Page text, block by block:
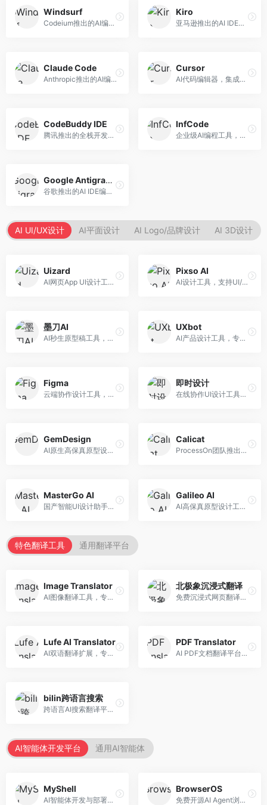
Windsurf
Codeium推出的AI编程工具，专注于代码智能辅助。面向开发者，提供代码补全、代码生成、代码解释等服务，多语言支持完善。
Kiro
亚马逊推出的AI IDE，深度整合AWS云服务。面向AWS开发者，提供代码生成、云服务集成、部署自动化等服务，与AWS生态无缝衔接。
Claude Code
Anthropic推出的AI编程工具，基于Claude模型。面向开发者，提供代码生成、代码审查、调试辅助等服务，代码质量高，推理能力强。
Cursor
AI代码编辑器，集成GPT-4模型，专注于智能编程辅助。面向开发者，提供代码生成、代码解释、错误修复等服务，编程体验流畅，开发效率高。
CodeBuddy IDE
腾讯推出的全栈开发AI IDE，整合腾讯云服务。面向开发者，提供代码生成、调试辅助、部署服务等功能，与腾讯云生态深度整合。
InfCode
企业级AI编程工具，专注于团队协作开发。面向企业开发团队，提供代码生成、代码审查、团队协作等服务，企业级功能完善。
Google Antigravity
谷歌推出的AI IDE编程智能体，整合Google Cloud服务。面向谷歌生态开发者，提供智能编程辅助、云服务集成等功能。
AI UI/UX设计 AI平面设计 AI Logo/品牌设计 AI 3D设计
Uizard
AI网页App UI设计工具，专注于快速界面生成。面向产品经理和设计师，提供线框图转UI、界面生成、设计优化等服务，设计速度快。
Pixso AI
AI设计工具，支持UI/UX设计全流程。面向设计师和产品团队，提供界面生成、设计优化、协作评审等服务，国产替代方案，团队协作便捷。
墨刀AI
AI秒生原型稿工具，专注于快速原型设计。面向产品经理和设计师，提供原型生成、交互设计、团队协作等服务，原型制作效率高。
UXbot
AI产品设计工具，专注于用户体验优化。面向UX设计师，提供用户研究、设计建议、可用性测试等服务，UX设计支持完善。
Figma
云端协作设计工具，整合AI设计辅助功能。面向UI/UX设计师和产品团队，提供界面设计、原型制作、团队协作等服务，协作功能强大，是UI设计领域的标杆产品。
即时设计
在线协作UI设计工具，整合AI设计功能。面向设计师和产品团队，提供界面设计、原型制作、设计资源库等服务，国产协作设计平台。
GemDesign
AI原生高保真原型设计工具，专注于智能设计生成。面向设计师，提供界面生成、设计优化、原型制作等服务，设计自动化程度高。
Calicat
ProcessOn团队推出的产设研协作平台，整合设计与协作功能。面向产品团队，提供设计协作、文档管理、团队沟通等服务，产研协作便捷。
MasterGo AI
国产智能UI设计助手，专注于界面设计自动化。面向UI设计师，提供界面生成、组件设计、设计系统构建等服务，中文用户适配性好。
Galileo AI
AI高保真原型设计工具，专注于UI界面生成。面向设计师和产品团队，提供界面生成、交互设计、设计优化等服务，界面质量高。
特色翻译工具 通用翻译平台
Image Translator
AI图像翻译工具，专注于图片文字翻译。面向设计师和电商从业者，提供图片文字识别、翻译、替换等服务，图像翻译效果好。
北极象沉浸式翻译
免费沉浸式网页翻译工具，专注于阅读体验。面向普通用户，提供网页双语翻译、文档翻译等服务，免费使用，翻译质量高。
Lufe AI Translator
AI双语翻译扩展，专注于浏览器翻译场景。面向外语内容阅读者，提供网页双语翻译、划词翻译等服务，浏览器集成便捷。
PDF Translator
AI PDF文档翻译平台，专注于文档本地化。面向商务人士，提供PDF翻译、格式保留、批量处理等服务，文档翻译专业。
bilin跨语言搜索
跨语言AI搜索翻译平台，专注于信息获取。面向研究者和内容创作者，提供跨语言搜索、内容翻译、信息整合等服务，跨语言检索能力强。
AI智能体开发平台 通用AI智能体
MyShell
AI智能体开发与部署平台，专注于语音交互智能体。面向开发者，提供语音智能体创建、部署服务、社区分享等功能，语音交互能力强。
BrowserOS
免费开源AI Agent浏览器，专注于浏览器自动化。面向开发者，提供浏览器控制、任务自动化、API接口等服务，开源免费。